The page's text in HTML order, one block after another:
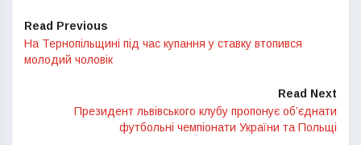
Read Previous
На Тернопільщині під час купання у ставку втопився
молодий чоловік
Read Next
Президент львівського клубу пропонує об’єднати
футбольні чемпіонати України та Польщі